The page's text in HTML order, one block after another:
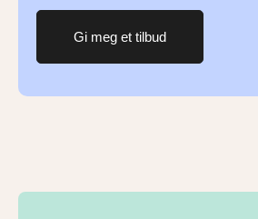
Gi meg et tilbud